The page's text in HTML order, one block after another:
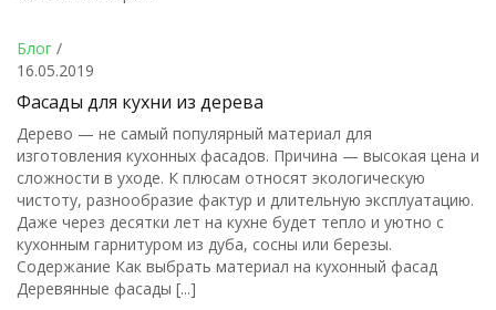
Блог /
16.05.2019
Фасады для кухни из дерева
Дерево — не самый популярный материал для
изготовления кухонных фасадов. Причина — высокая цена и
сложности в уходе. К плюсам относят экологическую
чистоту, разнообразие фактур и длительную эксплуатацию.
Даже через десятки лет на кухне будет тепло и уютно с
кухонным гарнитуром из дуба, сосны или березы.
Содержание Как выбрать материал на кухонный фасад
Деревянные фасады [...]